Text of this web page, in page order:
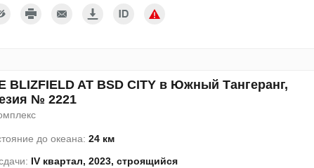
BLIZFIELD AT BSD CITY в Южный Тангеранг,
№ 2221
до океана: 24 км
IV квартал, 2023, строящийся